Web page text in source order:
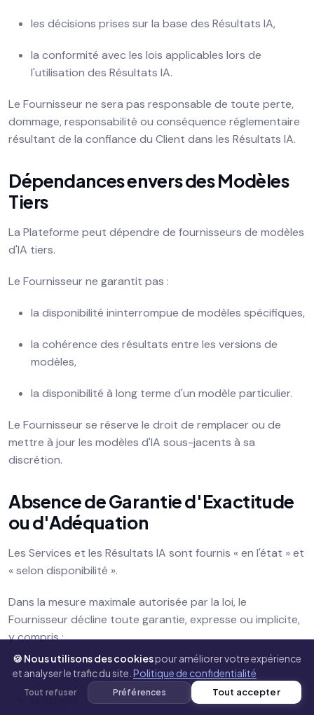
les décisions prises sur la base des Résultats IA,
la conformité avec les lois applicables lors de
l'utilisation des Résultats IA.
Le Fournisseur ne sera pas responsable de toute perte,
dommage, responsabilité ou conséquence réglementaire
résultant de la confiance du Client dans les Résultats IA.
Dépendances envers des Modèles
Tiers
La Plateforme peut dépendre de fournisseurs de modèles
d'IA tiers.
Le Fournisseur ne garantit pas :
la disponibilité ininterrompue de modèles spécifiques,
la cohérence des résultats entre les versions de
modèles,
la disponibilité à long terme d'un modèle particulier.
Le Fournisseur se réserve le droit de remplacer ou de
mettre à jour les modèles d'IA sous-jacents à sa
discrétion.
Absence de Garantie d'Exactitude
ou d'Adéquation
Les Services et les Résultats IA sont fournis « en l'état » et
« selon disponibilité ».
Dans la mesure maximale autorisée par la loi, le
Fournisseur décline toute garantie, expresse ou implicite,
y compris :
l'exactitude,
la fiabilité,
🍪 Nous utilisons des cookiespour améliorer votre expérience
et analyser le trafic du site. Politique de confidentialité
Tout refuser Préférences Tout accepter